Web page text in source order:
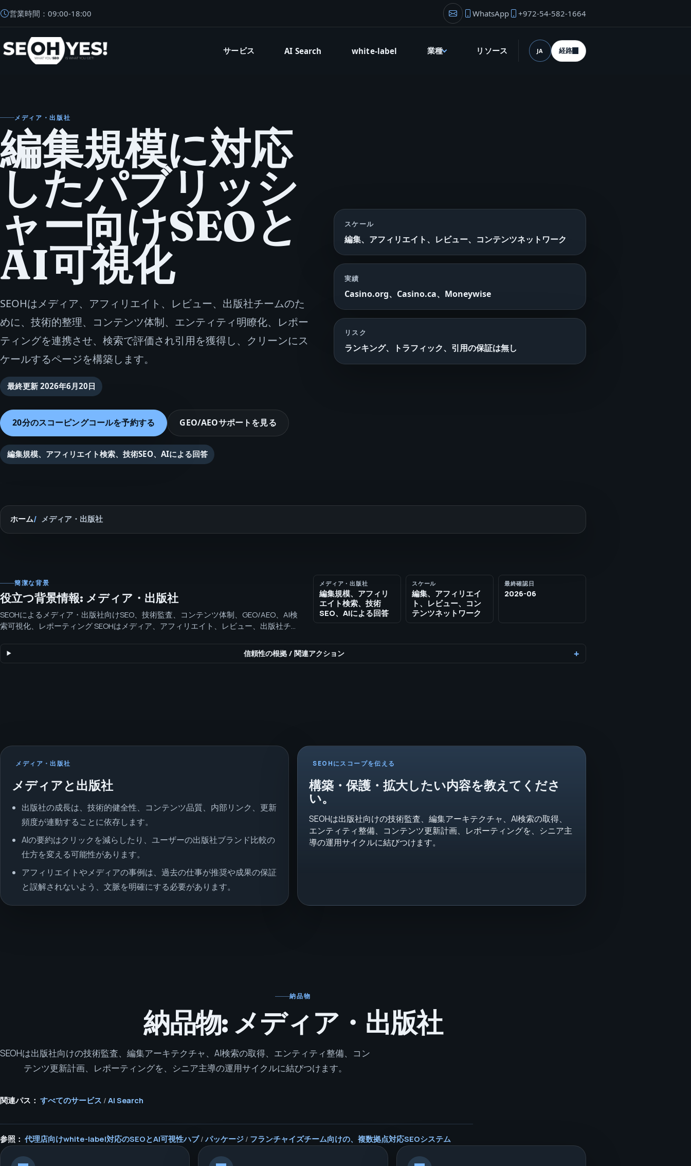
営業時間：09:00-18:00 創業者のメール
WhatsApp +972-54-582-1664
SEOH サービス AI Search white-label 業種 リソース 言語 (desktop)
JA 経路
メディア・出版社
編集規模に対応
したパブリッシ
ャー向けSEOと
AI可視化
SEOHはメディア、アフィリエイト、レビュー、出版社チームのた
めに、技術的整理、コンテンツ体制、エンティティ明瞭化、レポー
ティングを連携させ、検索で評価され引用を獲得し、クリーンにス
ケールするページを構築します。
最終更新 2026年6月20日
20分のスコーピングコールを予約する GEO/AEOサポートを見る
編集規模、アフィリエイト検索、技術SEO、AIによる回答
スケール
編集、アフィリエイト、レビュー、コンテンツネットワーク
実績
Casino.org、Casino.ca、Moneywise
リスク
ランキング、トラフィック、引用の保証は無し
ホーム メディア・出版社
簡潔な背景
役立つ背景情報: メディア・出版社
SEOHによるメディア・出版社向けSEO、技術監査、コンテンツ体制、GEO/AEO、AI検
索可視化、レポーティング SEOHはメディア、アフィリエイト、レビュー、出版社チー
携させ、検索で評価され引用を獲得し、クリーンにスケールするページを構築します。
メディア・出版社
編集規模、アフィリ
エイト検索、技術
SEO、AIによる回答
スケール
編集、アフィリエイ
ト、レビュー、コン
テンツネットワーク
最終確認日
2026-06
信頼性の根拠 /関連アクション
メディア・出版社
メディアと出版社
出版社の成長は、技術的健全性、コンテンツ品質、内部リンク、更新
頻度が連動することに依存します。
AIの要約はクリックを減らしたり、ユーザーの出版社ブランド比較の
仕方を変える可能性があります。
アフィリエイトやメディアの事例は、過去の仕事が推奨や成果の保証
と誤解されないよう、文脈を明確にする必要があります。
SEOHにスコープを伝える
構築・保護・拡大したい内容を教えてくださ
い。
SEOHは出版社向けの技術監査、編集アーキテクチャ、AI検索の取得、
エンティティ整備、コンテンツ更新計画、レポーティングを、シニア主
導の運用サイクルに結びつけます。
納品物
納品物: メディア・出版社
SEOHは出版社向けの技術監査、編集アーキテクチャ、AI検索の取得、エンティティ整備、コン
テンツ更新計画、レポーティングを、シニア主導の運用サイクルに結びつけます。
関連パス： すべてのサービス / AI Search
参照： 代理店向けwhite-label対応のSEOとAI可視性ハブ/ パッケージ / フランチャイズチーム向けの、複数拠点対応SEOシステム